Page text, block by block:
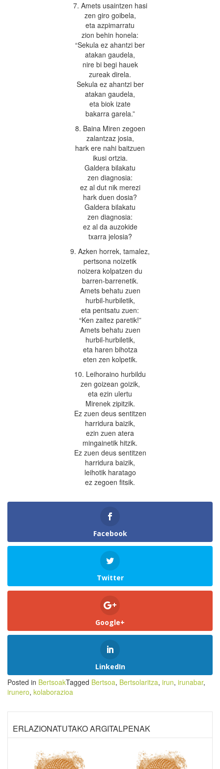
7. Amets usaintzen hasi
zen giro goibela,
eta azpimarratu
zion behin honela:
“Sekula ez ahantzi ber
atakan gaudela,
nire bi begi hauek
zureak direla.
Sekula ez ahantzi ber
atakan gaudela,
eta biok izate
bakarra garela.”
8. Baina Miren zegoen
zalantzaz josia,
hark ere nahi baitzuen
ikusi ortzia.
Galdera bilakatu
zen diagnosia:
ez al dut nik merezi
hark duen dosia?
Galdera bilakatu
zen diagnosia:
ez al da auzokide
txarra jelosia?
9. Azken horrek, tamalez,
pertsona noizetik
noizera kolpatzen du
barren-barrenetik.
Amets behatu zuen
hurbil-hurbiletik,
eta pentsatu zuen:
“Ken zaitez paretik!”
Amets behatu zuen
hurbil-hurbiletik,
eta haren bihotza
eten zen kolpetik.
10. Leihoraino hurbildu
zen goizean goizik,
eta ezin ulertu
Mirenek zipitzik.
Ez zuen deus sentitzen
harridura baizik,
ezin zuen atera
mingainetik hitzik.
Ez zuen deus sentitzen
harridura baizik,
leihotik haratago
ez zegoen fitsik.
Facebook
Twitter
Google+
LinkedIn
Posted in BertsoakTagged Bertsoa, Bertsolaritza, irun, irunabar,
irunero, kolaborazioa
ERLAZIONATUTAKO ARGITALPENAK